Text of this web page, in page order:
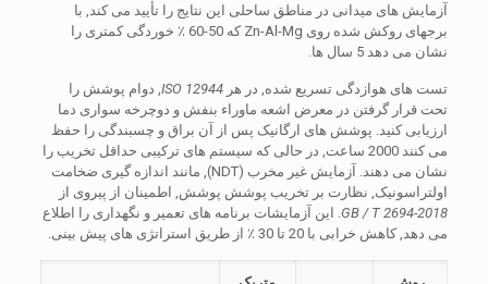
آزمایش های میدانی در مناطق ساحلی این نتایج را تأیید می کند, با
برجهای روکش شده روی Zn-Al-Mg که 50-60 ٪ خوردگی کمتری را
نشان می دهد 5 سال ها.
تست های هوازدگی تسریع شده, در هر ISO 12944, دوام پوشش را
تحت قرار گرفتن در معرض اشعه ماوراء بنفش و دوچرخه سواری دما
ارزیابی کنید. پوشش های ارگانیک پس از آن براق و چسبندگی را حفظ
می کنند 2000 ساعت, در حالی که سیستم های ترکیبی حداقل تخریب را
نشان می دهند. آزمایش غیر مخرب (NDT), مانند اندازه گیری ضخامت
اولتراسونیک, نظارت بر تخریب پوشش پوشش, اطمینان از پیروی از
GB / T 2694-2018. این آزمایشات برنامه های تعمیر و نگهداری را اطلاع
می دهد, کاهش خرابی با 20 تا 30 ٪ از طریق استراتژی های پیش بینی.